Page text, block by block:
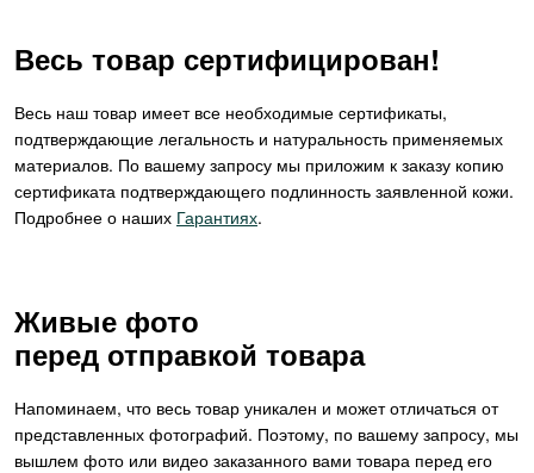
Весь товар сертифицирован!
Весь наш товар имеет все необходимые сертификаты,
подтверждающие легальность и натуральность применяемых
материалов. По вашему запросу мы приложим к заказу копию
сертификата подтверждающего подлинность заявленной кожи.
Подробнее о наших Гарантиях.
Живые фото
перед отправкой товара
Напоминаем, что весь товар уникален и может отличаться от
представленных фотографий. Поэтому, по вашему запросу, мы
вышлем фото или видео заказанного вами товара перед его